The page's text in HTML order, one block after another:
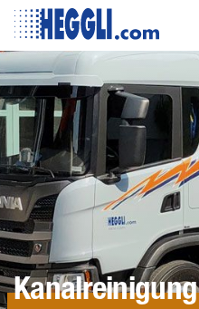
Website
Logo
Kanalreinigung